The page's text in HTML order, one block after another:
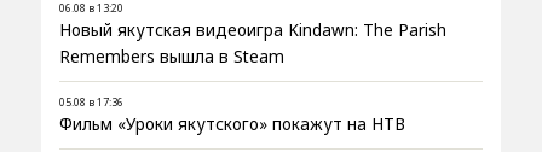
06.08 в 13:20
Новый якутская видеоигра Kindawn: The Parish
Remembers вышла в Steam
05.08 в 17:36
Фильм «Уроки якутского» покажут на НТВ